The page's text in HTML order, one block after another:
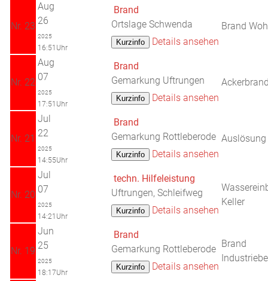
Nr. 23
Aug
26
2025
16:51Uhr
Brand
Ortslage Schwenda
Details ansehen
Brand
Nr. 22
Aug
07
2025
17:51Uhr
Brand
Gemarkung Uftrungen
Details ansehen
Nr. 21
Jul
22
2025
14:55Uhr
Brand
Gemarkung Rottleberode
Details ansehen
Auslösung
Nr. 20
Jul
07
2025
14:21Uhr
techn. Hilfeleistung
Uftrungen, Schleifweg
Details ansehen
Keller
Nr. 19
Jun
25
2025
18:17Uhr
Brand
Gemarkung Rottleberode
Details ansehen
Brand